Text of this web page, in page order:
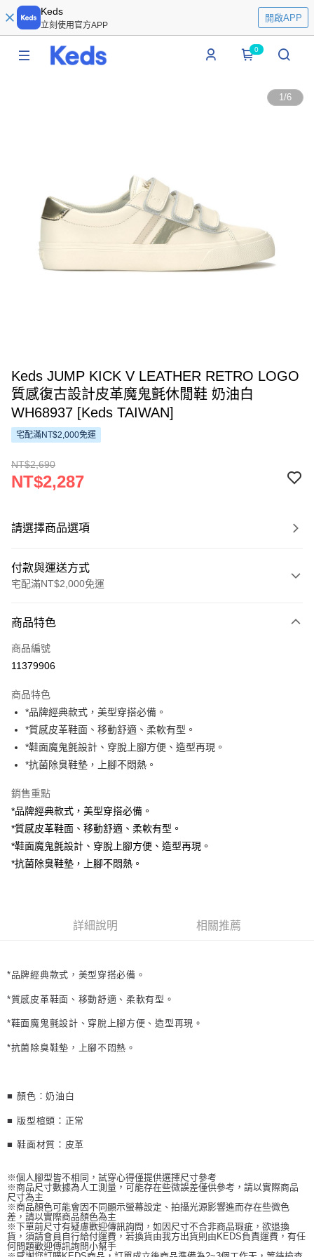
Keds
立刻使用官方APP
開啟APP
0
1/6
Keds JUMP KICK V LEATHER RETRO LOGO
質感復古設計皮革魔鬼氈休閒鞋 奶油白
WH68937 [Keds TAIWAN]
宅配滿NT$2,000免運
NT$2,690
NT$2,287
請選擇商品選項
付款與運送方式
宅配滿NT$2,000免運
信用卡一次付款
信用卡分期付款
合作金庫商業銀行
華南商業銀行
上海商業儲蓄銀行
台北富邦商業銀行
國泰世華商業銀行
兆豐國際商業銀行
臺灣中小企業銀行
聯邦商業銀行
元大商業銀行
台新國際商業銀行
中國信託商業銀行
台灣樂天信用卡公司
6 期 0 利率 每期
華南商業銀行
彰化商業銀行
上海商業儲蓄銀行
台北富邦商業銀行
國泰世華商業銀行
匯豐（台灣）商業銀行
聯邦商業銀行
元大商業銀行
永豐商業銀行
玉山商業銀行
星展（台灣）商業銀行
台灣樂天信用卡公司
Apple Pay
Google Pay
運送方式
宅配
每筆NT$100，滿NT$2,000(含以上)免運費
商品特色
商品編號
11379906
商品特色
*品牌經典款式，美型穿搭必備。
*質感皮革鞋面、移動舒適、柔軟有型。
*鞋面魔鬼氈設計、穿脫上腳方便、造型再現。
*抗菌除臭鞋墊，上腳不悶熱。
銷售重點
*品牌經典款式，美型穿搭必備。
*質感皮革鞋面、移動舒適、柔軟有型。
*鞋面魔鬼氈設計、穿脫上腳方便、造型再現。
*抗菌除臭鞋墊，上腳不悶熱。
詳細說明 相關推薦
*品牌經典款式，美型穿搭必備。
*質感皮革鞋面、移動舒適、柔軟有型。
*鞋面魔鬼氈設計、穿脫上腳方便、造型再現。
*抗菌除臭鞋墊，上腳不悶熱。
■ 顏色：奶油白
■ 版型楦頭：正常
■ 鞋面材質： 皮革
※個人腳型皆不相同，試穿心得僅提供選擇尺寸參考
※商品尺寸數據為人工測量，可能存在些微誤差僅供參考，請以實際商品
尺寸為主
※商品顏色可能會因不同顯示螢幕設定、拍攝光源影響進而存在些微色
差，請以實際商品顏色為主
※下單前尺寸有疑慮歡迎傳訊詢問，如因尺寸不合非商品瑕疵，欲退換
貨，須請會員自行給付運費，若換貨由我方出貨則由KEDS負責運費，有任
何問題歡迎傳訊詢問小幫手